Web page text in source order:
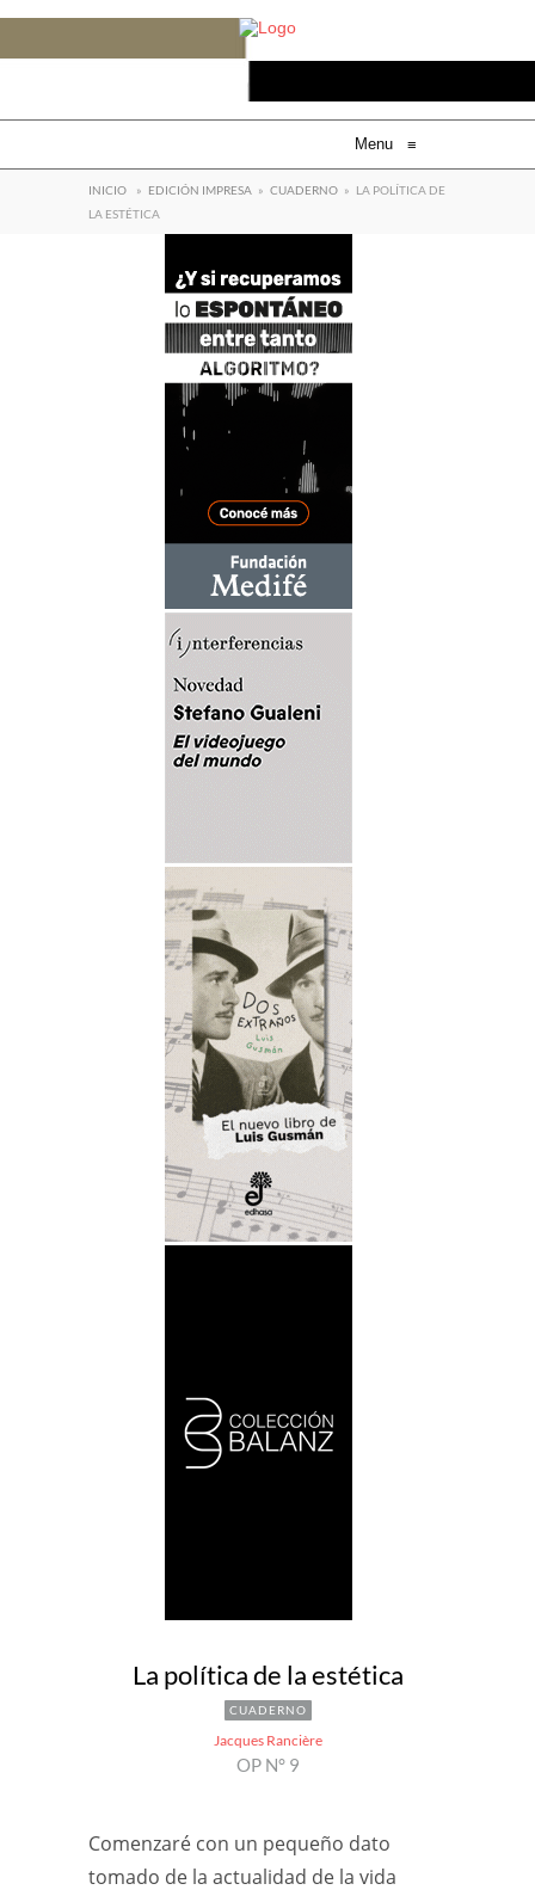
Menu ≡
INICIO » EDICIÓN IMPRESA » CUADERNO » LA POLÍTICA DE
LA ESTÉTICA
La política de la estética
CUADERNO
Jacques Rancière
OP N° 9
Comenzaré con un pequeño dato
tomado de la actualidad de la vida